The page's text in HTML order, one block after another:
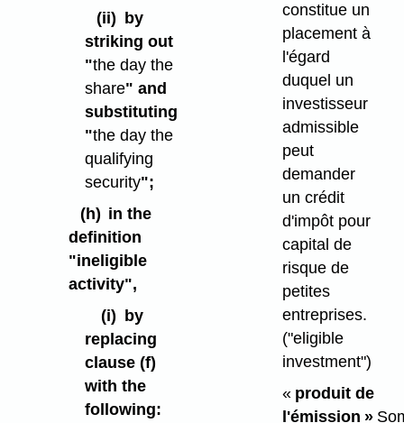
(ii)
by
striking out
"the day the
share" and
substituting
"the day the
qualifying
security";
(h) in the
definition
"ineligible
activity",
(i) by
replacing
clause (f)
with the
following:
constitue un
placement à
l'égard
duquel un
investisseur
admissible
peut
demander
un crédit
d'impôt pour
capital de
risque de
petites
entreprises.
("eligible
investment")
« produit de
l'émission »